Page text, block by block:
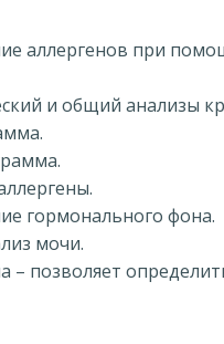
аллергенов при
и общий анализы
гормонального фона.
мочи.
– позволяет